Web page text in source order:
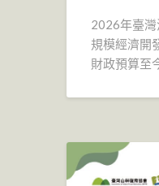
2026年臺灣
規模經濟開
財政預算至